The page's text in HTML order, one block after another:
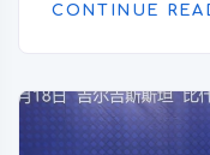
CONTINUE